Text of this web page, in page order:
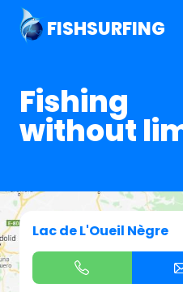
FISHSURFING
Fishing
without
Lac de L'Oueil Nègre